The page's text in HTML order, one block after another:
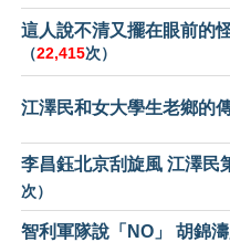
這人說不清又擺在眼前的
（22,415次）
江澤民和女大學生老鄉的
李昌鈺北京刮旋風 江澤民
次）
智利軍隊說「NO」 胡錦